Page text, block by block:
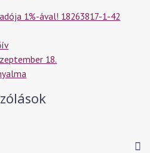
1%-ával! 18263817-1-42
18.